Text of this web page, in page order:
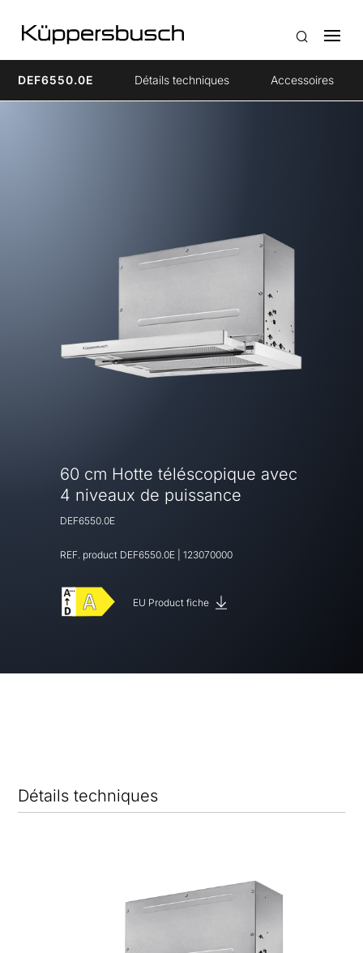
DEF6550.0E Détails techniques Accessoires
60 cm Hotte téléscopique avec
4 niveaux de puissance
DEF6550.0E
REF. product DEF6550.0E 123070000
EU Product fiche
Détails techniques